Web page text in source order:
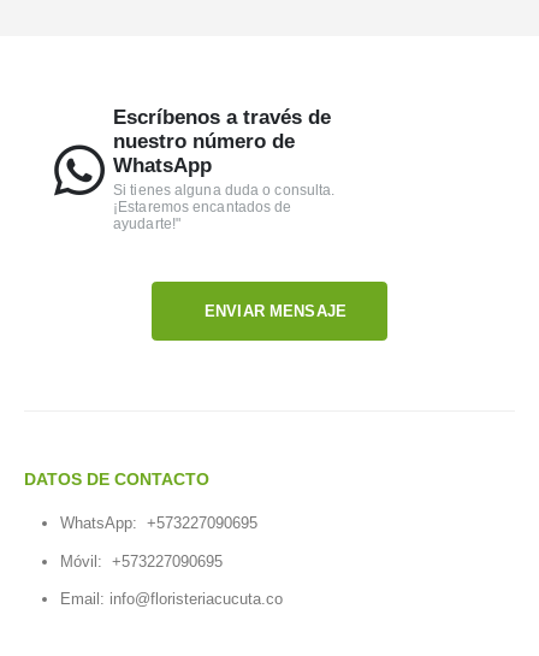
Escríbenos a través de
nuestro número de
WhatsApp
Si tienes alguna duda o consulta.
¡Estaremos encantados de
ayudarte!"
ENVIAR MENSAJE
DATOS DE CONTACTO
WhatsApp: +573227090695
Móvil: +573227090695
Email: info@floristeriacucuta.co